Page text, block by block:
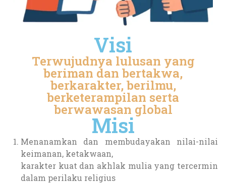
Visi
Terwujudnya lulusan yang
beriman dan bertakwa,
berkarakter, berilmu,
berketerampilan serta
berwawasan global
Misi
Menanamkan dan membudayakan nilai-nilai
keimanan, ketakwaan,
karakter kuat dan akhlak mulia yang tercermin
dalam perilaku religius